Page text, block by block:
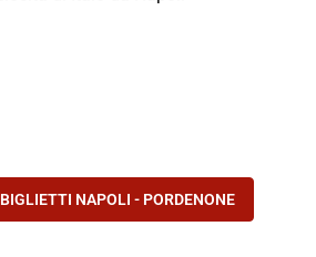
BIGLIETTI NAPOLI - PORDENONE